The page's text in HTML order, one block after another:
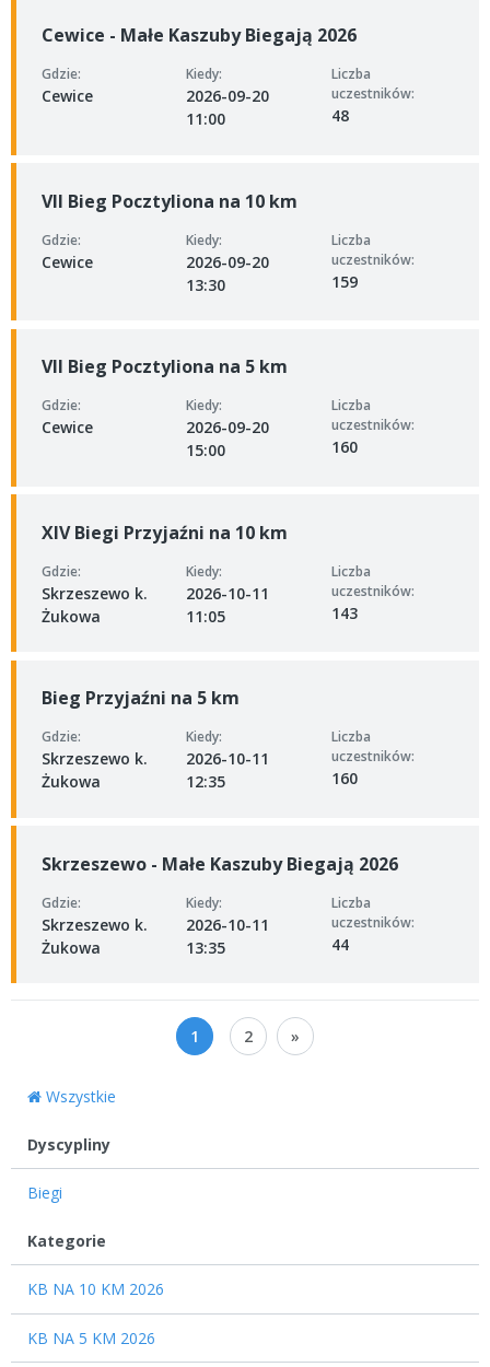
Cewice - Małe Kaszuby Biegają 2026
Gdzie:
Cewice
Kiedy:
2026-09-20
11:00
Liczba
uczestników:
48
VII Bieg Pocztyliona na 10 km
Gdzie:
Cewice
Kiedy:
2026-09-20
13:30
Liczba
uczestników:
159
VII Bieg Pocztyliona na 5 km
Gdzie:
Cewice
Kiedy:
2026-09-20
15:00
Liczba
uczestników:
160
XIV Biegi Przyjaźni na 10 km
Gdzie:
Skrzeszewo k.
Żukowa
Kiedy:
2026-10-11
11:05
Liczba
uczestników:
143
Bieg Przyjaźni na 5 km
Gdzie:
Skrzeszewo k.
Żukowa
Kiedy:
2026-10-11
12:35
Liczba
uczestników:
160
Skrzeszewo - Małe Kaszuby Biegają 2026
Gdzie:
Skrzeszewo k.
Żukowa
Kiedy:
2026-10-11
13:35
Liczba
uczestników:
44
1 2 »
Wszystkie
Dyscypliny
Biegi
Kategorie
KB NA 10 KM 2026
KB NA 5 KM 2026